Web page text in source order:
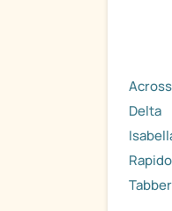
Delta
Rapido